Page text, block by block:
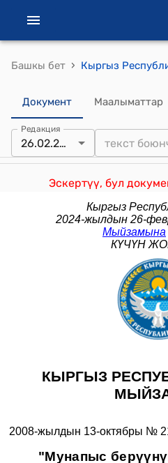
Башкы бет ›
Документ Маалыматтар
Редакция
26.02.2024
Эскертүү, бул